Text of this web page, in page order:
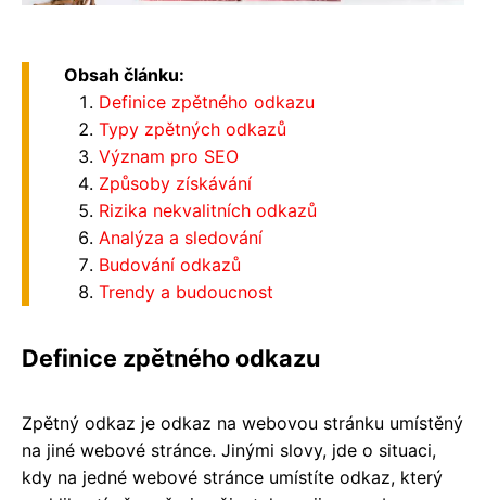
Obsah článku:
Definice zpětného odkazu
Typy zpětných odkazů
Význam pro SEO
Způsoby získávání
Rizika nekvalitních odkazů
Analýza a sledování
Budování odkazů
Trendy a budoucnost
Definice zpětného odkazu
Zpětný odkaz je odkaz na webovou stránku umístěný
na jiné webové stránce. Jinými slovy, jde o situaci,
kdy na jedné webové stránce umístíte odkaz, který